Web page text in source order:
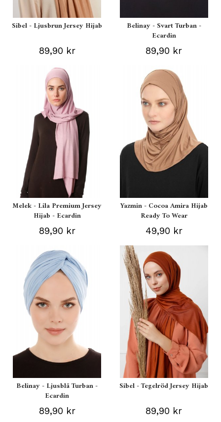
Sibel - Ljusbrun Jersey Hijab
89,90 kr
Belinay - Svart Turban -
Ecardin
89,90 kr
Melek - Lila Premium Jersey
Hijab - Ecardin
89,90 kr
Yazmin - Cocoa Amira Hijab
Ready To Wear
49,90 kr
Belinay - Ljusblå Turban -
Ecardin
89,90 kr
Sibel - Tegelröd Jersey Hijab
89,90 kr